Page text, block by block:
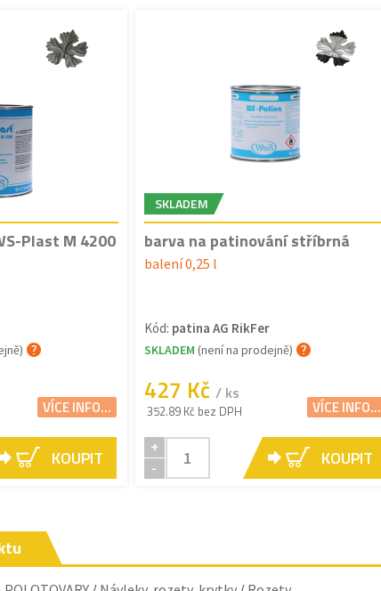
Plast M 4200
VÍCE INFO...
KOUPIT
SKLADEM
barva na patinování stříbrná
balení 0,25 l
Kód: patina AG RikFer
SKLADEM (není na prodejně)
427 Kč / ks
352.89 Kč bez DPH VÍCE INFO...
+
-
KOUPIT